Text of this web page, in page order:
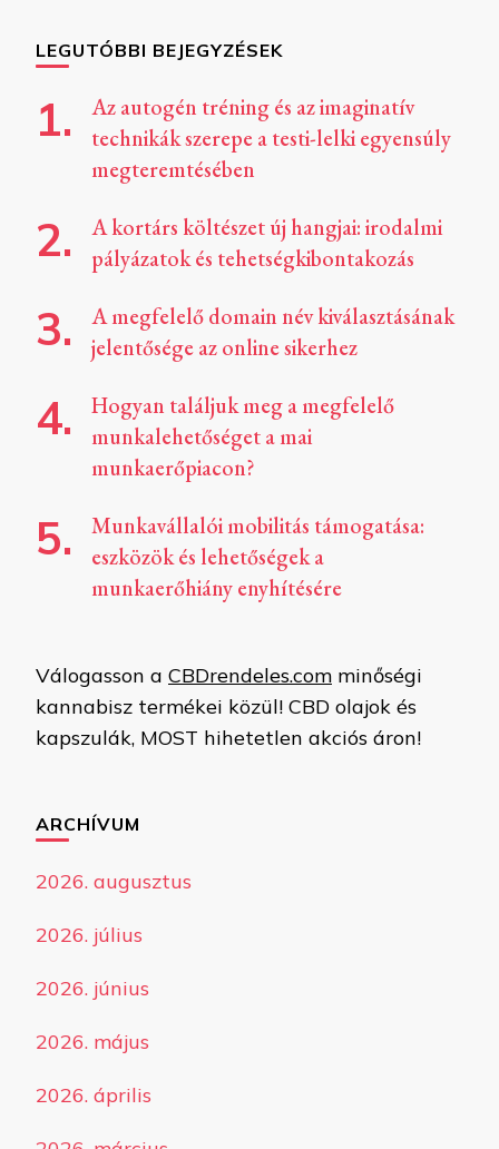
LEGUTÓBBI BEJEGYZÉSEK
Az autogén tréning és az imaginatív
technikák szerepe a testi-lelki egyensúly
megteremtésében
A kortárs költészet új hangjai: irodalmi
pályázatok és tehetségkibontakozás
A megfelelő domain név kiválasztásának
jelentősége az online sikerhez
Hogyan találjuk meg a megfelelő
munkalehetőséget a mai
munkaerőpiacon?
Munkavállalói mobilitás támogatása:
eszközök és lehetőségek a
munkaerőhiány enyhítésére
Válogasson a CBDrendeles.com minőségi
kannabisz termékei közül! CBD olajok és
kapszulák, MOST hihetetlen akciós áron!
ARCHÍVUM
2026. augusztus
2026. július
2026. június
2026. május
2026. április